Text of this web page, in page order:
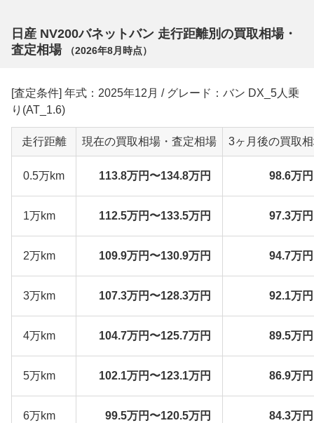
日産 NV200バネットバン 走行距離別の買取相場・
査定相場
（2026年8月 時点）
[査定条件] 年式：2025年12月 / グレード：バン DX_5人乗
り(AT_1.6)
走行距離 現在の買取相場・査定相場 3ヶ月後の買取
0.5万km 113.8万円〜134.8万円 98.6万
1万km 112.5万円〜133.5万円 97.3万
2万km 109.9万円〜130.9万円 94.7万
3万km 107.3万円〜128.3万円 92.1万
4万km 104.7万円〜125.7万円 89.5万
5万km 102.1万円〜123.1万円 86.9万
6万km 99.5万円〜120.5万円 84.3万